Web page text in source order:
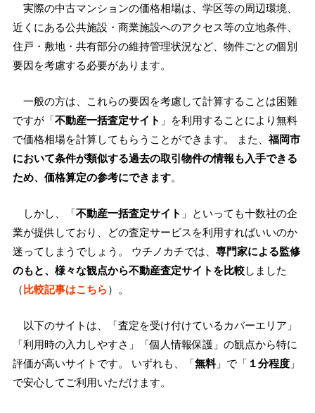
実際の中古マンションの価格相場は、学区等の周辺環境、
近くにある公共施設・商業施設へのアクセス等の立地条件、
住戸・敷地・共有部分の維持管理状況など、物件ごとの個別
要因を考慮する必要があります。
一般の方は、これらの要因を考慮して計算することは困難
ですが「不動産一括査定サイト 」を利用することにより無料
で価格相場を計算してもらうことができます。 また、 福岡市
において条件が類似する過去の取引物件の情報も入手できる
ため、価格算定の参考にできます。
しかし、「不動産一括査定サイト 」といっても十数社の企
業が提供しており、どの査定サービスを利用すればいいのか
迷ってしまうでしょう。 ウチノカチでは、 専門家による監修
のもと、様々な観点から不動産査定サイトを比較しました
（比較記事はこちら）。
以下のサイトは、「査定を受け付けているカバーエリア」
「利用時の入力しやすさ」「個人情報保護」の観点から特に
評価が高いサイトです。 いずれも、「無料」で「 １分程度 」
で安心してご利用いただけます。